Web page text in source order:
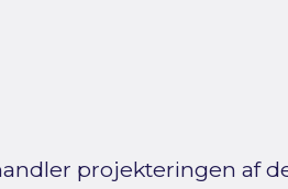
projekteringen af